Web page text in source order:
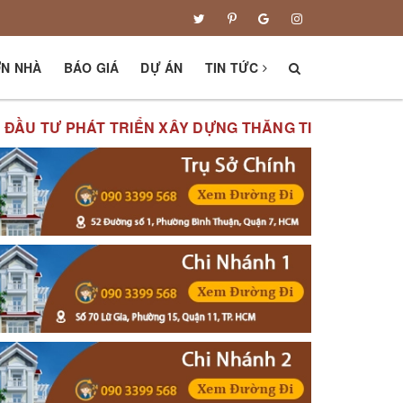
NHÀ BÁO GIÁ DỰ ÁN TIN TỨC
PHÁT TRIỂN XÂY DỰNG THĂNG TIẾN XIN KÍNH